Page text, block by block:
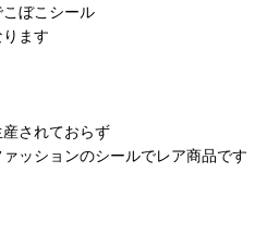
ぼこシール
ます
されておらず
ッションのシールでレア商品です